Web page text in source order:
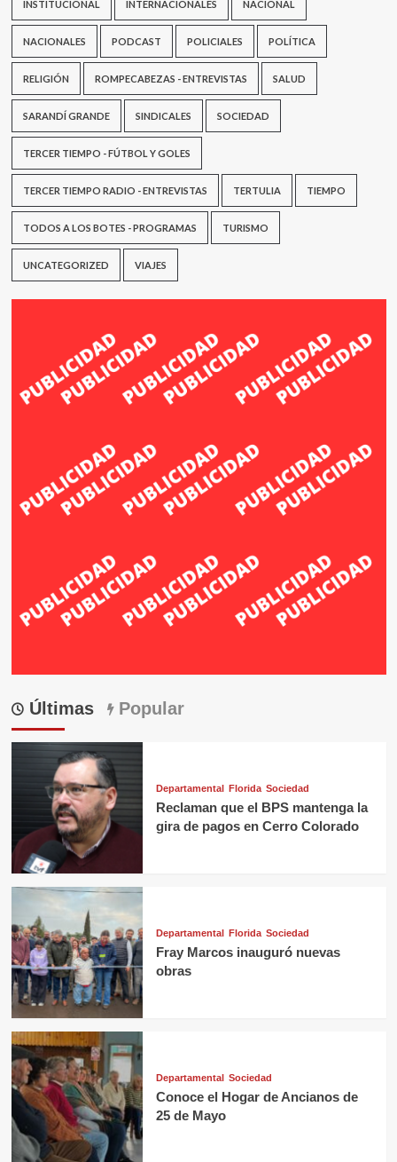
INSTITUCIONAL INTERNACIONALES NACIONAL
NACIONALES PODCAST POLICIALES POLÍTICA
RELIGIÓN ROMPECABEZAS - ENTREVISTAS SALUD
SARANDÍ GRANDE SINDICALES SOCIEDAD
TERCER TIEMPO - FÚTBOL Y GOLES
TERCER TIEMPO RADIO - ENTREVISTAS TERTULIA TIEMPO
TODOS A LOS BOTES - PROGRAMAS TURISMO
UNCATEGORIZED VIAJES
Últimas Popular
Departamental Florida Sociedad
Reclaman que el BPS mantenga la
gira de pagos en Cerro Colorado
Departamental Florida Sociedad
Fray Marcos inauguró nuevas
obras
Departamental Sociedad
Conoce el Hogar de Ancianos de
25 de Mayo